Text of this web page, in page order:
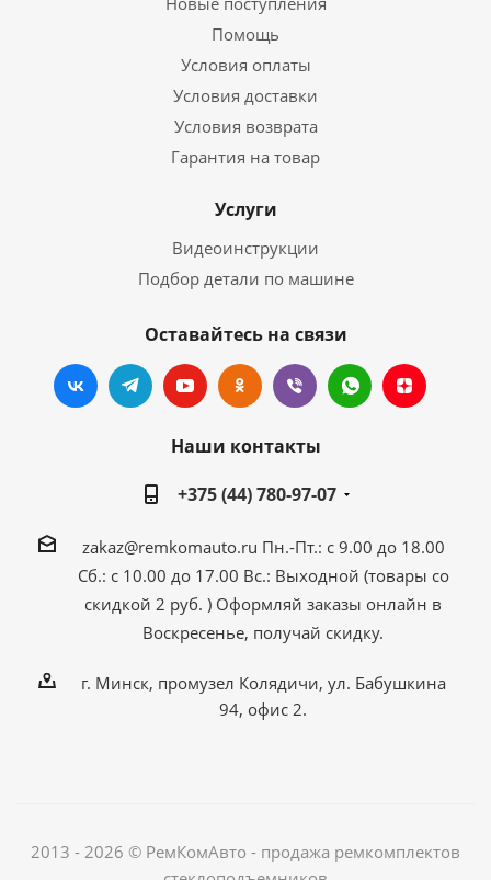
Помощь
Условия оплаты
Условия доставки
Условия возврата
Гарантия на товар
Услуги
Видеоинструкции
Подбор детали по машине
Оставайтесь на связи
Наши контакты
+375 (44) 780-97-07
zakaz@remkomauto.ru Пн.-Пт.: с 9.00 до 18.00
Сб.: с 10.00 до 17.00 Вс.: Выходной (товары со
скидкой 2 руб. ) Оформляй заказы онлайн в
Воскресенье, получай скидку.
г. Минск, промузел Колядичи, ул. Бабушкина
94, офис 2.
2013 - 2026 © РемКомАвто - продажа ремкомплектов